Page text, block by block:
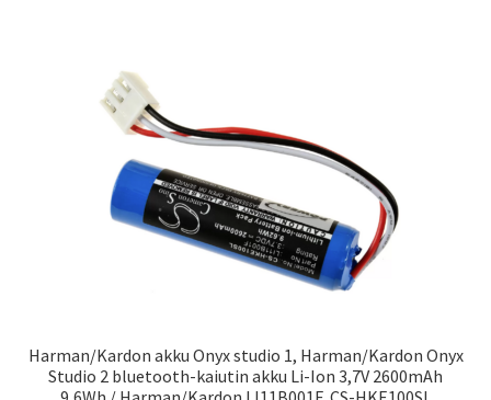
Harman/Kardon akku Onyx studio 1, Harman/Kardon Onyx
Studio 2 bluetooth-kaiutin akku Li-Ion 3,7V 2600mAh